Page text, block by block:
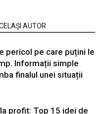
AUTOR
pericol pe care puțini le
Informații simple
finalul unei situații
profit: Top 15 idei de